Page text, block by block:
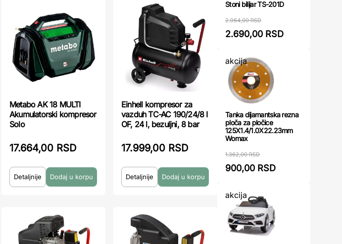
Metabo AK 18 MULTI
Akumulatorski kompresor
Solo
17.664,00 RSD
Detaljnije
Einhell kompresor za
vazduh TC-AC 190/24/8 I
OF, 24 l, bezuljni, 8 bar
17.999,00 RSD
Detaljnije
Stoni bilijar TS-201D
2.964,00 RSD
2.690,00 RSD
akcija
Tanka dijamantska rezna
ploča za pločice
125X1.4/1.0X22.23mm
Womax
1.362,00 RSD
900,00 RSD
akcija